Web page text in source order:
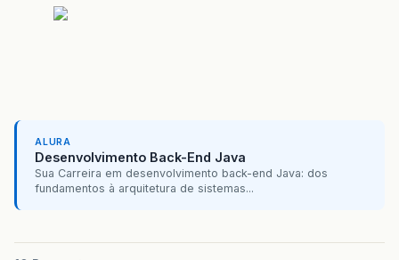
ALURA
Desenvolvimento Back-End Java
Sua Carreira em desenvolvimento back-end Java: dos
fundamentos à arquitetura de sistemas...